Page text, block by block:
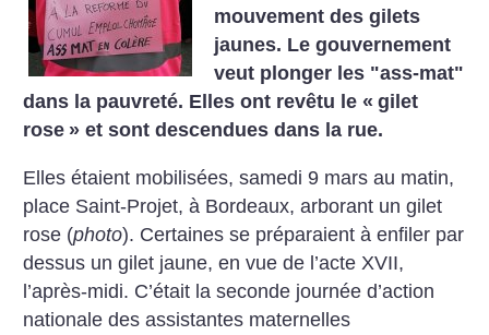
mouvement des gilets
jaunes. Le gouvernement
veut plonger les "ass-mat"
dans la pauvreté. Elles ont revêtu le « gilet
rose » et sont descendues dans la rue.
Elles étaient mobilisées, samedi 9 mars au matin,
place Saint-Projet, à Bordeaux, arborant un gilet
rose (photo). Certaines se préparaient à enfiler par
dessus un gilet jaune, en vue de l’acte XVII,
l’après-midi. C’était la seconde journée d’action
natio­nale des assistantes maternelles